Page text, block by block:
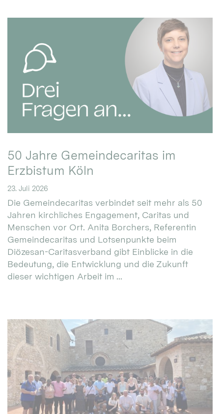
50 Jahre Gemeindecaritas im
Erzbistum Köln
23. Juli 2026
Die Gemeindecaritas verbindet seit mehr als 50
Jahren kirchliches Engagement, Caritas und
Menschen vor Ort. Anita Borchers, Referentin
Gemeindecaritas und Lotsenpunkte beim
Diözesan-Caritasverband gibt Einblicke in die
Bedeutung, die Entwicklung und die Zukunft
dieser wichtigen Arbeit im ...